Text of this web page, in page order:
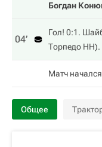
Богдан
04‎’‎
Гол! 0:1.
Торпедо НН).
Матч начался
Общее